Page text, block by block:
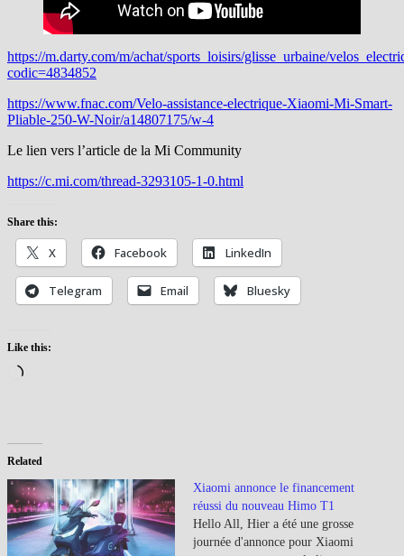
https://m.darty.com/m/achat/sports_loisirs/glisse_urbaine/
codic=4834852
https://www.fnac.com/Velo-assistance-electrique-Xiaomi-Mi-Smart-
Pliable-250-W-Noir/a14807175/w-4
Le lien vers l’article de la Mi Community
https://c.mi.com/thread-3293105-1-0.html
Share this:
X Facebook LinkedIn
Telegram Email Bluesky
Like this:
Loading…
Related
Xiaomi annonce le financement
réussi du nouveau Himo T1
Hello All, Hier a été une grosse
journée d'annonce pour Xiaomi